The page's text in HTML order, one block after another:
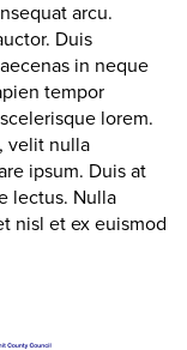
arcu.
Duis
in neque
tempor
lorem.
velit nulla
ipsum. Duis at
lectus. Nulla
nisl et ex euismod